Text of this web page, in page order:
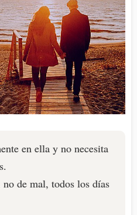
en ella y no necesita
de mal, todos los días